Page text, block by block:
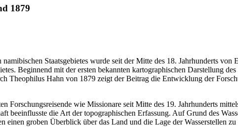
1879
Staatsgebietes wurde seit der Mitte des 18. Jahrhunderts von
Beginnend mit der ersten bekannten kartographischen Darstellung
Theophilus Hahn von 1879 zeigt der Beitrag die Entwicklung der
Forschungsreisende wie Missionare seit Mitte des 19. Jahrhunderts
beeinflusste die Art der topographischen Erfassung. Auf Grund des
groben Überblick über das Land und die Lage der Wasserstellen zu